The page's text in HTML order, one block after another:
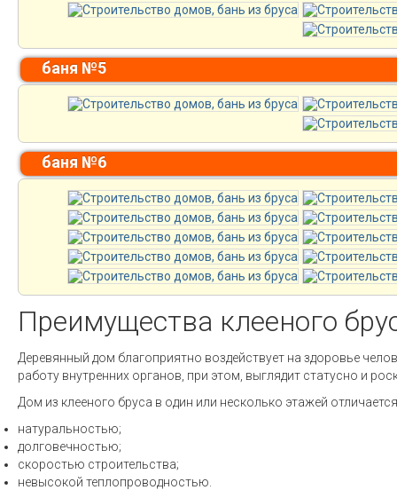
баня №5
баня №6
Преимущества клееного
Деревянный дом благоприятно воздействует на здоровье
работу внутренних органов, при этом, выглядит статусно и
Дом из клееного бруса в один или несколько этажей
натуральностью;
долговечностью;
скоростью строительства;
невысокой теплопроводностью.